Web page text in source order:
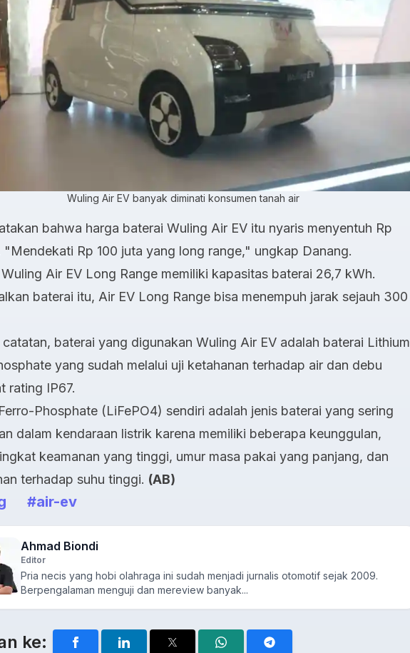
Wuling Air EV banyak diminati konsumen tanah air
bahwa harga baterai Wuling Air EV itu nyaris menyentuh Rp
"Mendekati Rp 100 juta yang long range," ungkap Danang.
Air EV Long Range memiliki kapasitas baterai 26,7 kWh.
baterai itu, Air EV Long Range bisa menempuh jarak sejauh 300
baterai yang digunakan Wuling Air EV adalah baterai Lithium
yang sudah melalui uji ketahanan terhadap air dan debu
rating IP67.
Phosphate (LiFePO4) sendiri adalah jenis baterai yang sering
dalam kendaraan listrik karena memiliki beberapa keunggulan,
keamanan yang tinggi, umur masa pakai yang panjang, dan
terhadap suhu tinggi. (AB)
#air-ev
Ahmad Biondi
Editor
Pria necis yang hobi olahraga ini sudah menjadi jurnalis otomotif sejak 2009.
Berpengalaman menguji dan mereview banyak...
ke: